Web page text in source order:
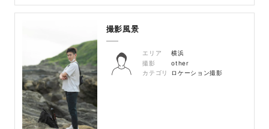
撮影風景
エリア
横浜
撮影
other
カテゴリ
ロケーション撮影